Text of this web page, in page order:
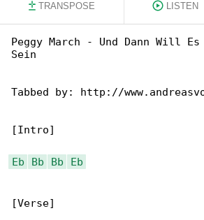
TRANSPOSE LISTEN
Peggy March - Und Dann Will Es
Sein
Tabbed by: http://
[Intro]
Eb Bb Bb Eb
[Verse]